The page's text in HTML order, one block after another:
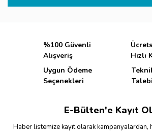
%100 Güvenli
Alışveriş
Hızlı
Uygun Ödeme
Seçenekleri
Talebi
E-Bülten'e Kayıt
Haber listemize kayıt olarak